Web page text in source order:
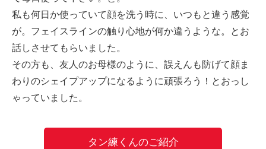
私も何日か使っていて顔を洗う時に、いつもと違う感覚
が。フェイスラインの触り心地が何か違うような。とお
話しさせてもらいました。
その方も、友人のお母様のように、誤えんも防げて顔ま
わりのシェイプアップになるように頑張ろう！とおっし
ゃっていました。
タン練くんのご紹介